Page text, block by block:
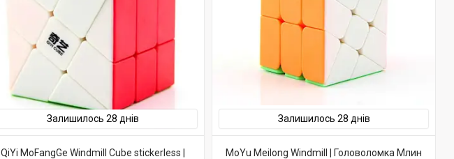
Залишилось 28 днів
QiYi MoFangGe Windmill Cube stickerless |
Залишилось 28 днів
MoYu Meilong Windmill | Головоломка Млин